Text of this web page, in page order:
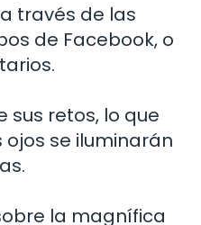
través de las
de Facebook, o
sus retos, lo que
ojos se iluminarán
la magnífica